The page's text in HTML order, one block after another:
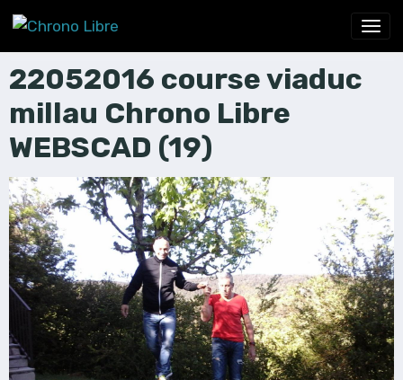
22052016 course viaduc
millau Chrono Libre
WEBSCAD (19)